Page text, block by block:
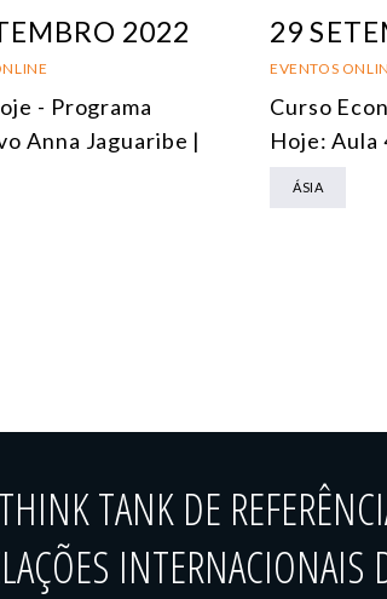
2022
- Programa
Anna Jaguaribe |
29
EVENTOS
Curso
Hoje: Aula
ÁSIA
TANK DE
INTERNACIONAIS